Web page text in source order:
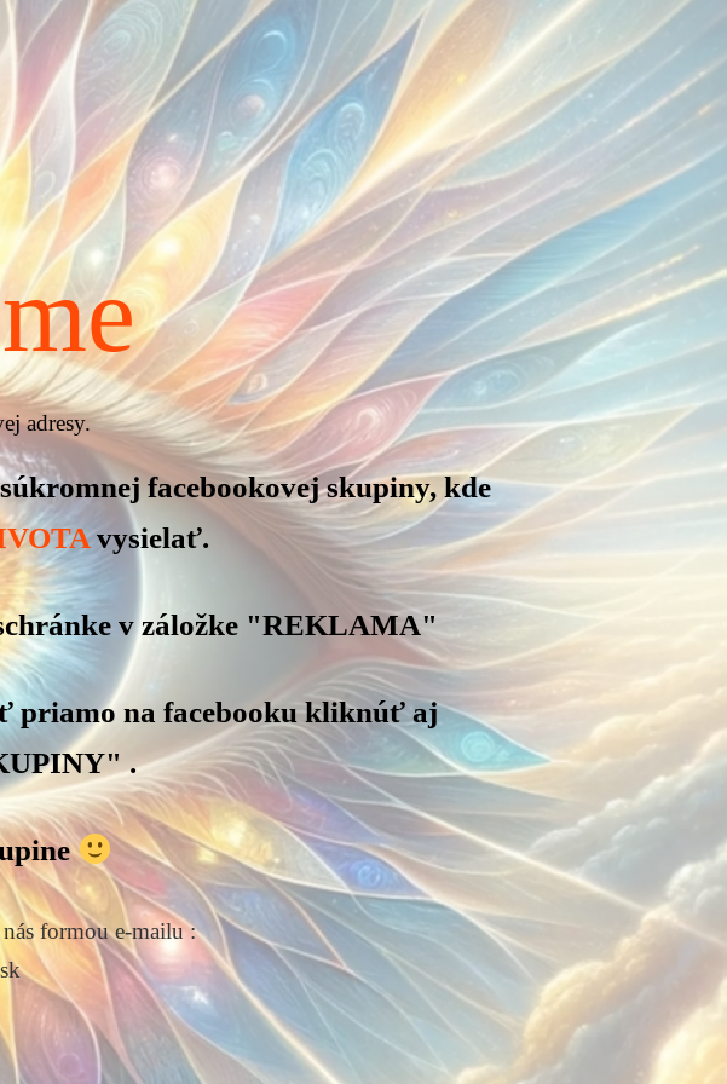
adresy.
facebookovej skupiny, kde
vysielať.
v záložke "REKLAMA"
priamo na facebooku kliknúť aj
.
formou e-mailu :